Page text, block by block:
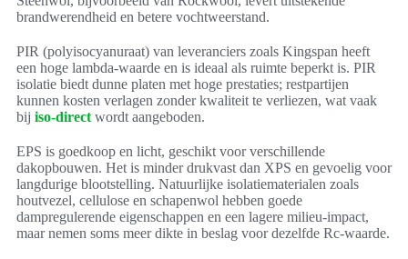
brandwerendheid en betere vochtweerstand.
PIR (polyisocyanuraat) van leveranciers zoals Kingspan heeft
een hoge lambda-waarde en is ideaal als ruimte beperkt is. PIR
isolatie biedt dunne platen met hoge prestaties; restpartijen
kunnen kosten verlagen zonder kwaliteit te verliezen, wat vaak
bij iso-direct wordt aangeboden.
EPS is goedkoop en licht, geschikt voor verschillende
dakopbouwen. Het is minder drukvast dan XPS en gevoelig voor
langdurige blootstelling. Natuurlijke isolatiematerialen zoals
houtvezel, cellulose en schapenwol hebben goede
dampregulerende eigenschappen en een lagere milieu-impact,
maar nemen soms meer dikte in beslag voor dezelfde Rc-waarde.